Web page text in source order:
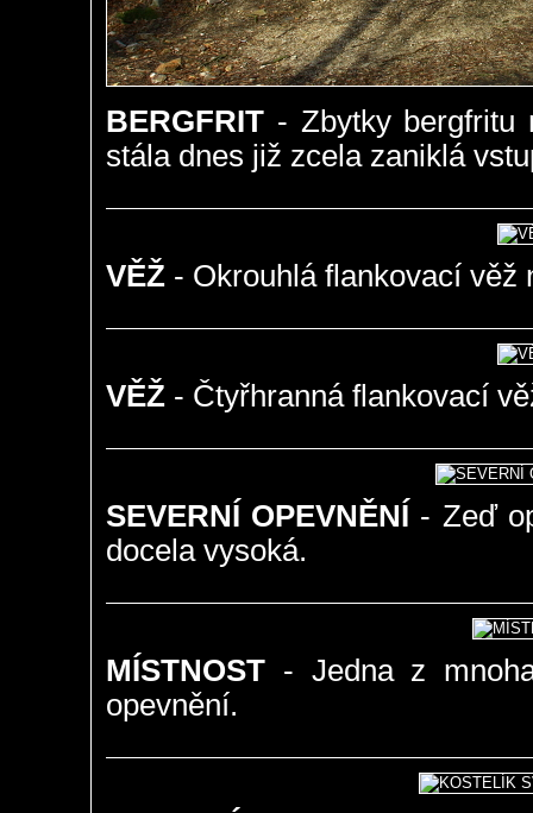
BERGFRIT - Zbytky bergfritu
stála dnes již zcela zaniklá
VĚŽ - Okrouhlá flankovací věž
VĚŽ - Čtyřhranná flankovací
SEVERNÍ OPEVNĚNÍ - Zeď
docela vysoká.
MÍSTNOST - Jedna z
opevnění.